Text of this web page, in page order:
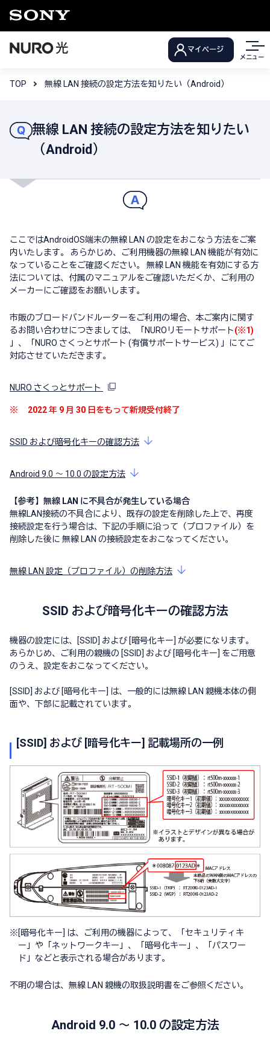
マイページ
メニュー
TOP 無線 LAN 接続の設定方法を知りたい（Android）
無線 LAN 接続の設定方法を知りたい
（Android）
ここではAndroidOS端末の無線 LAN の設定をおこなう方法をご案
内いたします。 あらかじめ、ご利用機器の無線 LAN 機能が有効に
なっていることをご確認ください。 無線 LAN 機能を有効にする方
法については、付属のマニュアルをご確認いただくか、ご利用の
メーカーにご確認をお願いします。
市販のブロードバンドルーターをご利用の場合、本ご案内に関す
るお問い合わせにつきましては、「NUROリモートサポート(※1)
」、「NURO さくっとサポート (有償サポートサービス) 」にてご
対応させていただきます。
NURO さくっとサポート
※ 2022 年 9 月 30 日をもって新規受付終了
SSID および暗号化キーの確認方法
Android 9.0 ～ 10.0 の設定方法
【参考】無線 LAN に不具合が発生している場合
無線LAN接続の不具合により、既存の設定を削除した上で、再度
接続設定を行う場合は、下記の手順に沿って（プロファイル）を
削除した後に 無線 LAN の接続設定をおこなってください。
無線 LAN 設定（プロファイル）の削除方法
SSID および暗号化キーの確認方法
機器の設定には、[SSID] および [暗号化キー] が必要になります。
あらかじめ、ご利用の親機の [SSID] および [暗号化キー] をご用意
のうえ、設定をおこなってください。
[SSID] および [暗号化キー] は、一般的には無線 LAN 親機本体の側
面や、下部に記載されています。
[SSID] および [暗号化キー] 記載場所の一例
※[暗号化キー] は、ご利用の機器によって、「セキュリティキ
ー」や「ネットワークキー」、「暗号化キー」、「パスワー
ド」などと表示される場合があります。
不明の場合は、無線 LAN 親機の取扱説明書をご参照ください。
Android 9.0 ～ 10.0 の設定方法